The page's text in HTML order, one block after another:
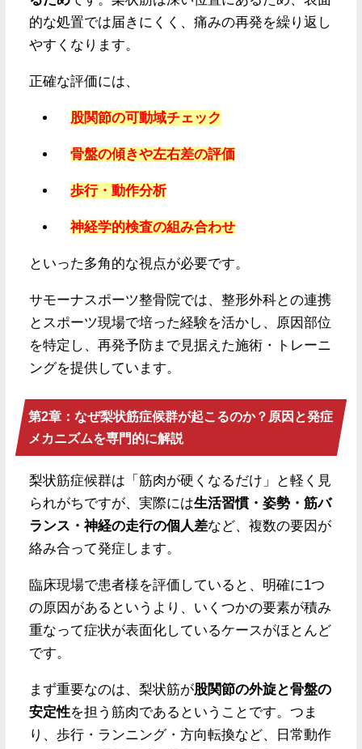
的な処置では届きにくく、痛みの再発を繰り返し
やすくなります。
正確な評価には、
股関節の可動域チェック
骨盤の傾きや左右差の評価
歩行・動作分析
神経学的検査の組み合わせ
といった多角的な視点が必要です。
サモーナスポーツ整骨院では、整形外科との連携
とスポーツ現場で培った経験を活かし、原因部位
を特定し、再発予防まで見据えた施術・トレーニ
ングを提供しています。
第2章：なぜ梨状筋症候群が起こるのか？原因と発症
メカニズムを専門的に解説
梨状筋症候群は「筋肉が硬くなるだけ」と軽く見
られがちですが、実際には生活習慣・姿勢・筋バ
ランス・神経の走行の個人差など、複数の要因が
絡み合って発症します。
臨床現場で患者様を評価していると、明確に1つ
の原因があるというより、いくつかの要素が積み
重なって症状が表面化しているケースがほとんど
です。
まず重要なのは、梨状筋が股関節の外旋と骨盤の
安定性を担う筋肉であるということです。つま
り、歩行・ランニング・方向転換など、日常動作